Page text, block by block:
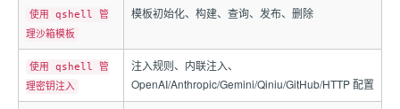
使用 qshell 管
理沙箱模板
模板初始化、构建、查询、发布、删除
使用 qshell 管
理密钥注入
注入规则、内联注入、
OpenAI/Anthropic/Gemini/Qiniu/GitHub/HTTP 配置